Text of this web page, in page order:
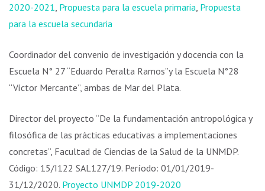
2020-2021 Propuesta para la escuela primaria Propuesta
para la escuela secundaria
Coordinador del convenio de investigación y docencia con la
Escuela N° 27 “Eduardo Peralta Ramos”y la Escuela N°28
“Víctor Mercante”, ambas de Mar del Plata.
Director del proyecto “De la fundamentación antropológica y
filosófica de las prácticas educativas a implementaciones
concretas”, Facultad de Ciencias de la Salud de la UNMDP.
Código: 15/I122 SAL127/19. Período: 01/01/2019-
31/12/2020. Proyecto UNMDP 2019-2020